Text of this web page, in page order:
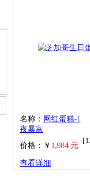
名称： 网红蛋糕-1
夜暴富
价格：￥ 1,984 元
查看详细